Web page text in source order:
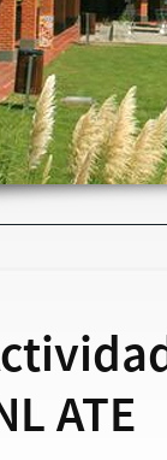
ATE